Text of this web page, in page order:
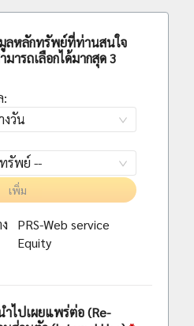
ลหลักทรัพย์ที่ท่านสนใจ
ารถเลือกได้มากสุด 3
:
งวัน
รัพย์ --
เพิ่ม
PRS-Web service
Equity
ไปเผยแพร่ต่อ (Re-